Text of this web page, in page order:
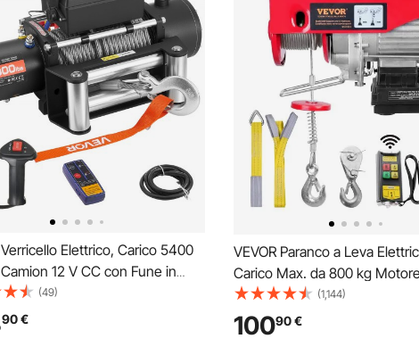
Verricello Elettrico, Carico 5400
12 V CC con Fune in
mm x 24 m, Telecomando
e Cablato, IP55 Impermeabile
di SUV, Jeep, Rimorchi,
(49)
90€
VEVOR Paranco a Leva
Carico Max. da 800 kg
Telecomando Senza Filo
10m, Paranco Elettrico a Leva
Sollevamento Carico Velocità
(1,144)
10090€